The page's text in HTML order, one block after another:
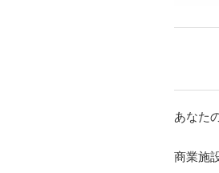
あなた
商業施